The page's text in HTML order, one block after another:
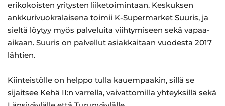
erikokoisten yritysten liiketoimintaan. Keskuksen
ankkurivuokralaisena toimii K-Supermarket Suuris, ja
sieltä löytyy myös palveluita viihtymiseen sekä vapaa-
aikaan. Suuris on palvellut asiakkaitaan vuodesta 2017
lähtien.
Kiinteistölle on helppo tulla kauempaakin, sillä se
sijaitsee Kehä II:n varrella, vaivattomilla yhteyksillä sekä